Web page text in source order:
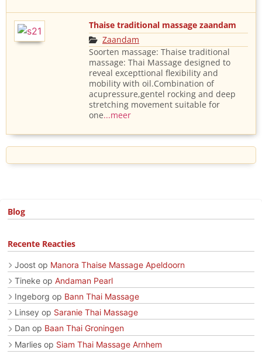
Thaise traditional massage zaandam
Zaandam
Soorten massage: Thaise traditional
massage: Thai Massage designed to
reveal excepttional flexibility and
mobility with oil.Combination of
acupressure,gentel rocking and deep
stretching movement suitable for
one...meer
Blog
Recente Reacties
Joost op Manora Thaise Massage Apeldoorn
Tineke op Andaman Pearl
Ingeborg op Bann Thai Massage
Linsey op Saranie Thai Massage
Dan op Baan Thai Groningen
Marlies op Siam Thai Massage Arnhem